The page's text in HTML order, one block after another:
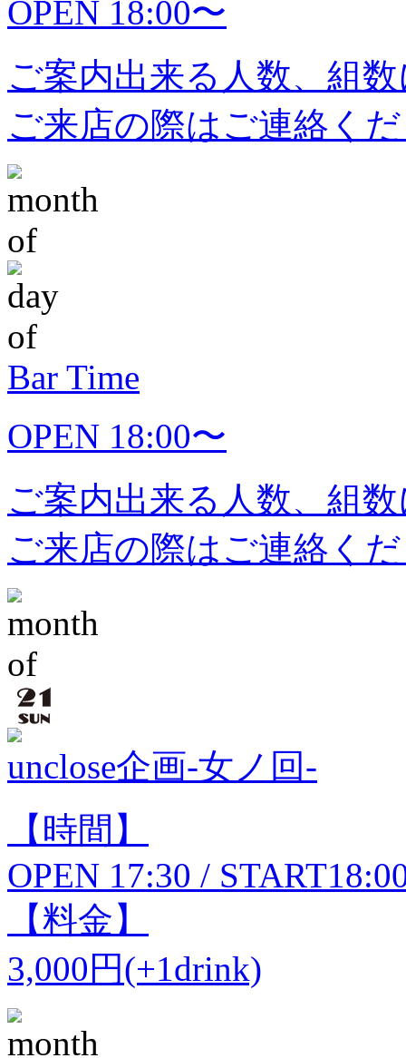
OPEN 18:00〜
ご案内出来る人数、組
ご来店の際はご連絡く
Bar Time
OPEN 18:00〜
ご案内出来る人数、組
ご来店の際はご連絡く
unclose企画-女ノ回-
【時間】
OPEN 17:30 /
【料金】
3,000円(+1drink)